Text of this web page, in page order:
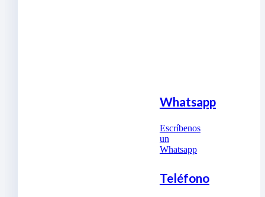
Whatsapp
Escríbenos
un
Whatsapp
Teléfono